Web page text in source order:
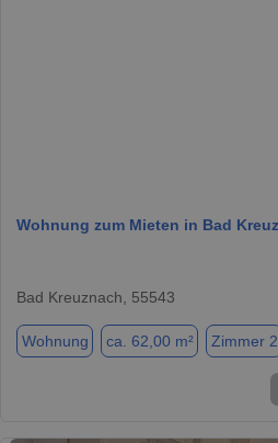
Wohnung zum Mieten in Bad
Bad Kreuznach, 55543
Wohnung ca. 62,00 m² Zimmer 2